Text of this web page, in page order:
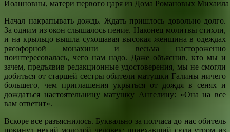
Иоанновны, матери первого царя из Дома Романовых
Начал накрапывать дождь. Ждать пришлось довольно долго.
За одним из окон слышалось пение. Наконец молитвы стихли,
и на крыльцо вышла сухощавая высокая женщина в одеждах
рясофорной монахини и весьма настороженно
поинтересовалась, чего нам надо. Даже объяснив, кто мы и
зачем, предъявив редакционные удостоверения, мы не смогли
добиться от старшей сестры обители матушки Галины ничего
большего, чем приглашения укрыться от дождя в сенях и
дождаться настоятельницу матушку Ангелину: «Она на все
вам ответит».
Вскоре все разъяснилось. Буквально за полчаса до нас обитель